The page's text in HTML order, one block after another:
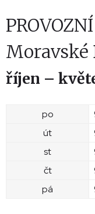
Moravské
říjen –
po
út
st
čt
pá